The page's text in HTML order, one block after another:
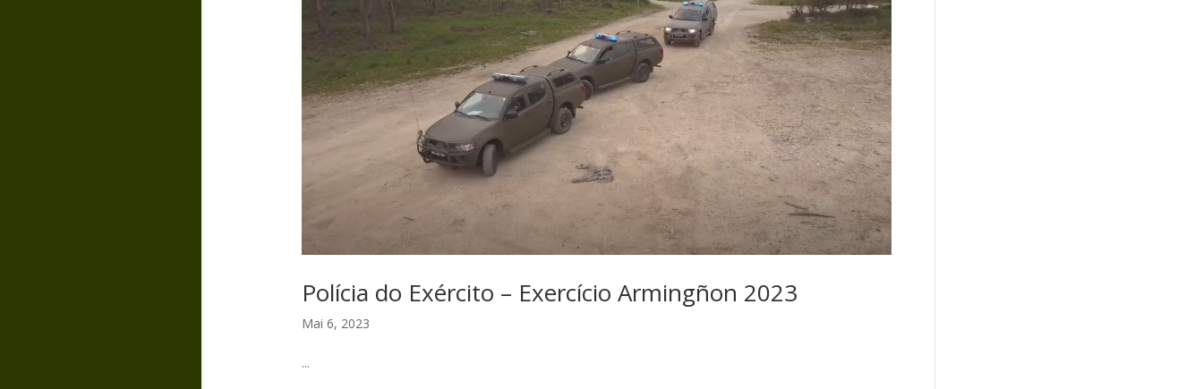
Polícia do Exército – Exercício Armingñon 2023
Mai 6, 2023
...